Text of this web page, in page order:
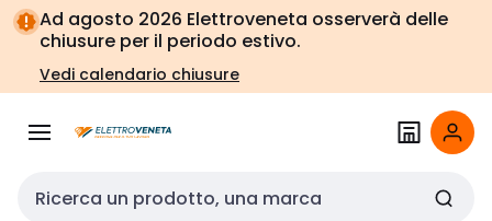
Vai alla
navigazione
Vai
alla
pagina
Ad agosto 2026 Elettroveneta osserverà delle
chiusure per il periodo estivo.
Vedi calendario chiusure
Cerca input